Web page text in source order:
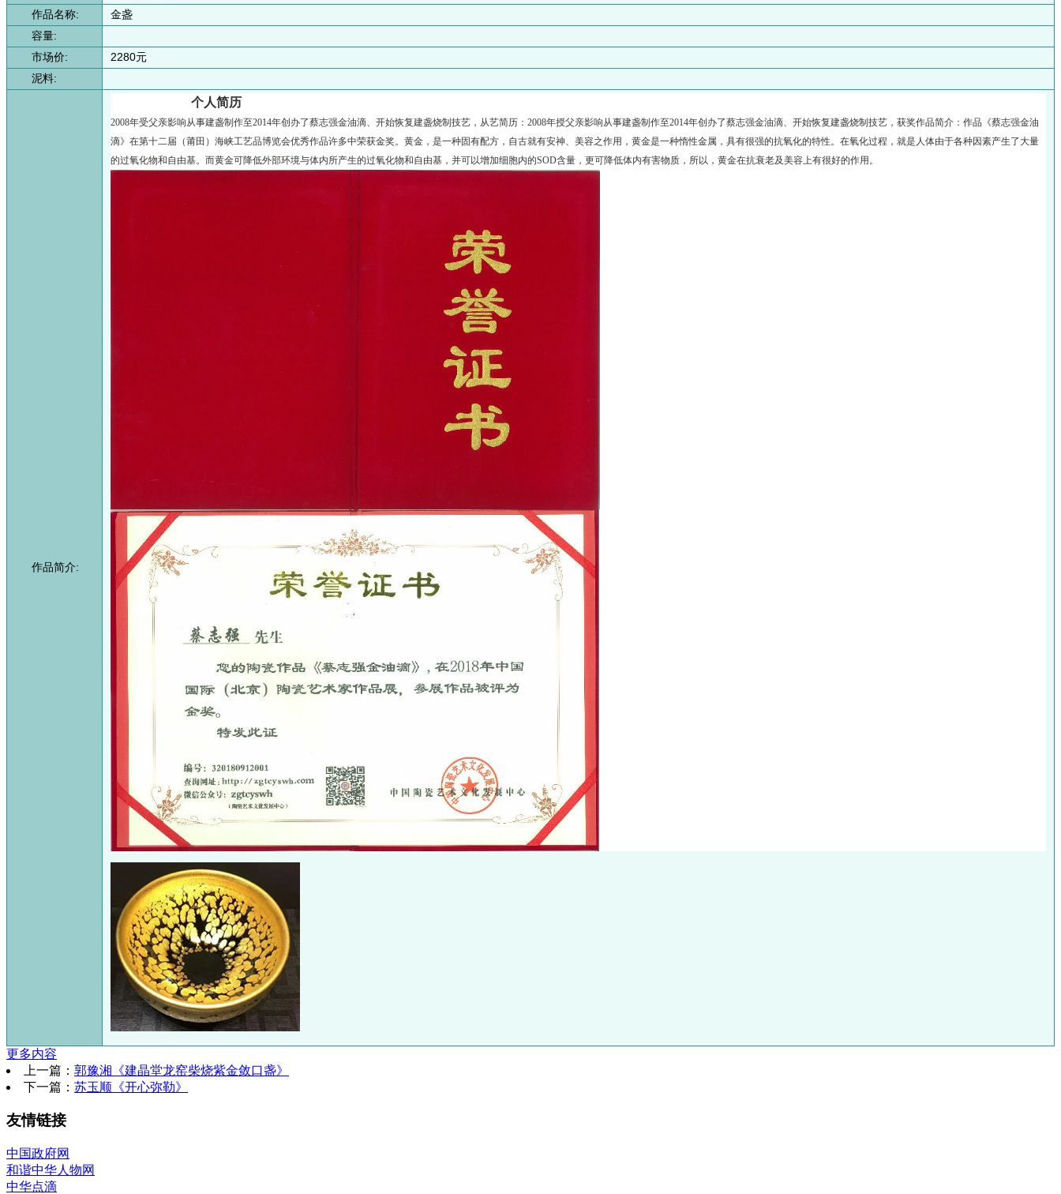
作品名称:
金盏
容量:
市场价:
2280元
泥料:
作品简介:
个人简历
2008年受父亲影响从事建盏制作至2014年创办了蔡志强金油滴、开始恢复建盏烧制技艺，从艺简历：2008年授父亲影响从事建盏制作至2014年创办了蔡志强金油滴、开始恢复建盏烧制技艺，获奖作品简介：作品《蔡志强金油
滴》在第十二届（莆田）海峡工艺品博览会优秀作品许多中荣获金奖。黄金，是一种固有配方，自古就有安神、美容之作用，黄金是一种惰性金属，具有很强的抗氧化的特性。在氧化过程，就是人体由于各种因素产生了大量
的过氧化物和自由基。而黄金可降低外部环境与体内所产生的过氧化物和自由基，并可以增加细胞内的SOD含量，更可降低体内有害物质，所以，黄金在抗衰老及美容上有很好的作用。
更多内容
上一篇： 郭豫湘《建晶堂龙窑柴烧紫金敛口盏》
下一篇： 苏玉顺《开心弥勒》
友情链接
中国政府网
和谐中华人物网
中华点滴